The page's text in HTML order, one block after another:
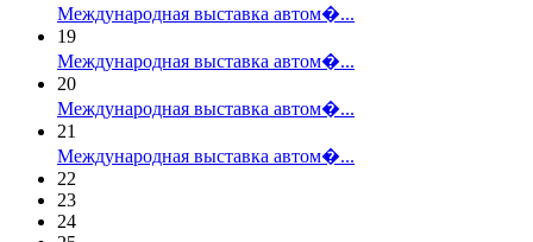
Международная выставка автом�...
19
Международная выставка автом�...
20
Международная выставка автом�...
21
Международная выставка автом�...
22
23
24